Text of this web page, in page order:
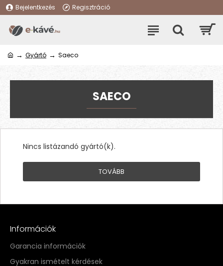
Bejelentkezés Regisztráció
Gyártó Saeco
SAECO
Nincs listázandó gyártó(k).
TOVÁBB
Információk
Garancia információk
Gyakran ismételt kérdések